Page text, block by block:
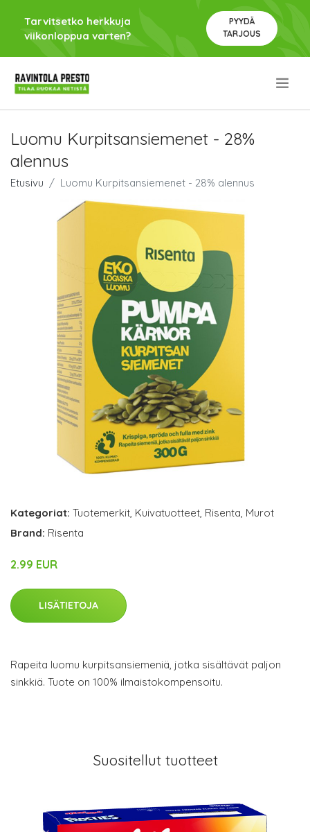
Tarvitsetko herkkuja
viikonloppua varten?
PYYDÄ
TARJOUS
Luomu Kurpitsansiemenet - 28%
alennus
Etusivu Luomu Kurpitsansiemenet - 28% alennus
Kategoriat: Tuotemerkit, Kuivatuotteet, Risenta, Murot
Brand: Risenta
2.99 EUR
LISÄTIETOJA
Rapeita luomu kurpitsansiemeniä, jotka sisältävät paljon
sinkkiä. Tuote on 100% ilmaistokompensoitu.
Suositellut tuotteet